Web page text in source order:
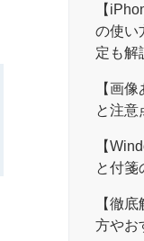
【
の使い
定も解
【画
と注意
【
と付箋
【徹
方やお